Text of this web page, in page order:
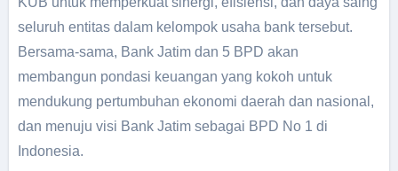
seluruh entitas dalam kelompok usaha bank tersebut.
Bersama-sama, Bank Jatim dan 5 BPD akan
membangun pondasi keuangan yang kokoh untuk
mendukung pertumbuhan ekonomi daerah dan nasional,
dan menuju visi Bank Jatim sebagai BPD No 1 di
Indonesia.